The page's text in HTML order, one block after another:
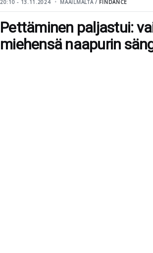
20:10 - 13.11.2024 MAAILMALTA / FINDANCE
Pettäminen paljastui:
miehensä naapurin